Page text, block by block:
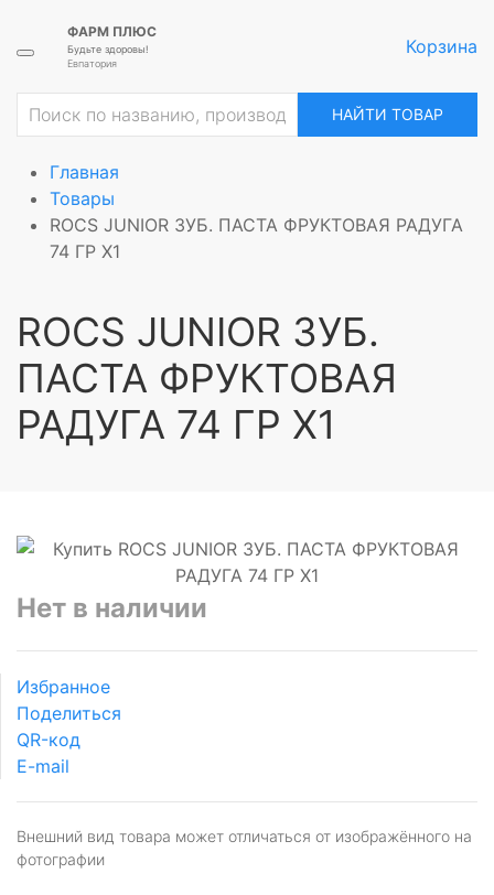
ФАРМ ПЛЮС
Будьте здоровы!
Евпатория
Корзина
НАЙТИ ТОВАР
Главная
Товары
ROCS JUNIOR ЗУБ. ПАСТА ФРУКТОВАЯ РАДУГА
74 ГР Х1
ROCS JUNIOR ЗУБ.
ПАСТА ФРУКТОВАЯ
РАДУГА 74 ГР Х1
Нет в наличии
Избранное
Поделиться
QR-код
E-mail
Внешний вид товара может отличаться от изображённого на
фотографии